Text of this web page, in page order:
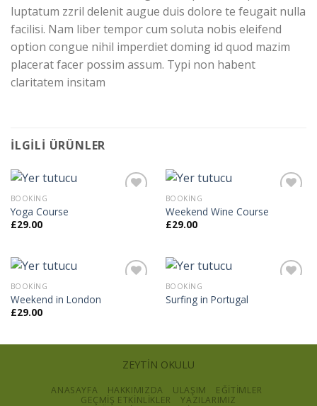
luptatum zzril delenit augue duis dolore te feugait nulla
facilisi. Nam liber tempor cum soluta nobis eleifend
option congue nihil imperdiet doming id quod mazim
placerat facer possim assum. Typi non habent
claritatem insitam
İLGILI ÜRÜNLER
BOOKING
Yoga Course
£29.00
BOOKING
Weekend Wine Course
£29.00
BOOKING
Weekend in London
£29.00
BOOKING
Surfing in Portugal
ZEYTİN OKULU
ANASAYFA HAKKIMIZDA ULAŞIM
EĞİTİMLER
GEÇMİŞ ETKİNLİKLER
YAZILARIMIZ